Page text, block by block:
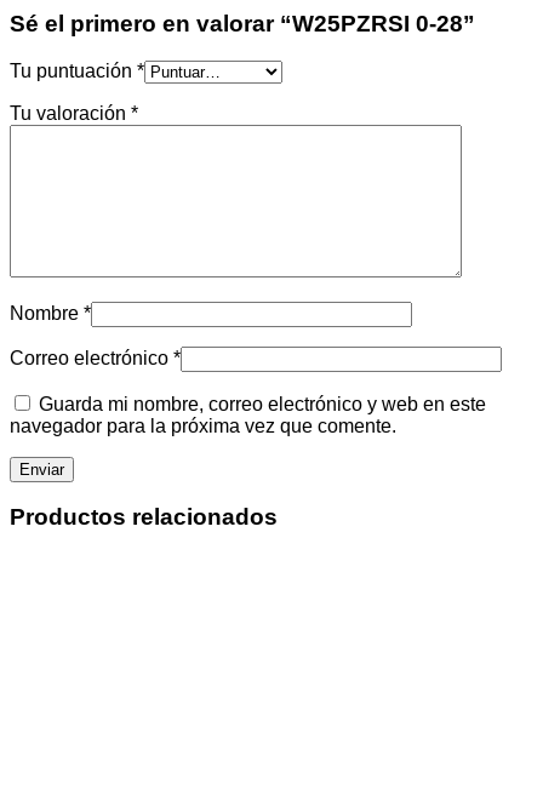
Sé el primero en valorar “W25PZRSI 0-28”
Tu puntuación *
Tu valoración *
Nombre *
Correo electrónico *
Guarda mi nombre, correo electrónico y web en este
navegador para la próxima vez que comente.
Productos relacionados